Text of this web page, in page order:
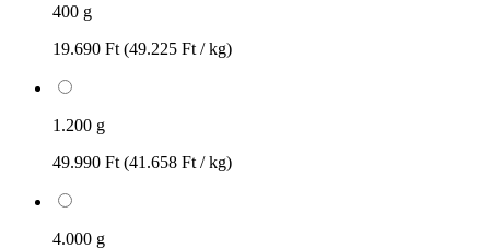
400 g
19.690 Ft (49.225 Ft / kg)
1.200 g
49.990 Ft (41.658 Ft / kg)
4.000 g